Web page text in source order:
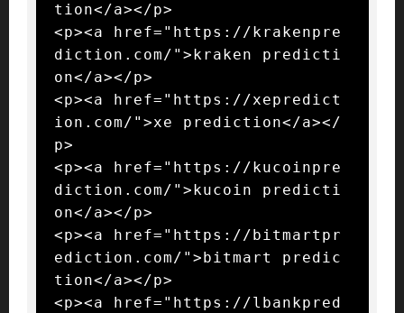
tion</a></p>
<p><a href="https://krakenpre
diction.com/">kraken predicti
on</a></p>
<p><a href="https://xepredict
ion.com/">xe prediction</a></
p>
<p><a href="https://kucoinpre
diction.com/">kucoin predicti
on</a></p>
<p><a href="https://bitmartpr
ediction.com/">bitmart predic
tion</a></p>
<p><a href="https://lbankpred